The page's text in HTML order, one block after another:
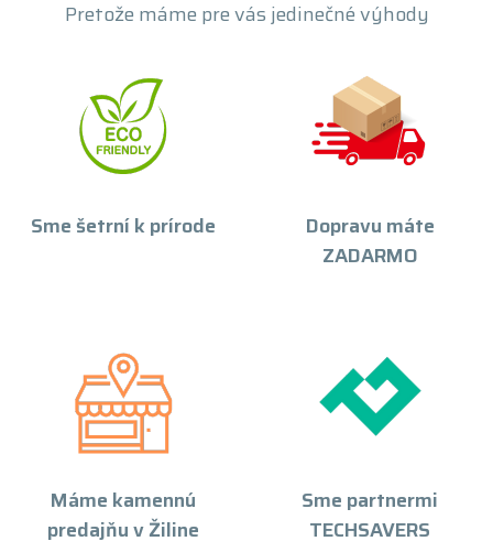
Pretože máme pre vás jedinečné výhody
Sme šetrní k prírode
Dopravu máte
ZADARMO
Máme kamennú
predajňu v Žiline
Sme partnermi
TECHSAVERS